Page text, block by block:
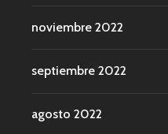
noviembre 2022
septiembre 2022
agosto 2022